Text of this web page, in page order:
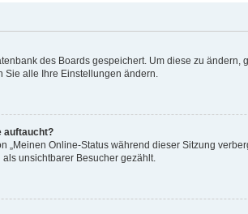
des Boards gespeichert. Um diese zu
alle Ihre Einstellungen ändern.
auftaucht?
Online-Status während dieser Sitzung
unsichtbarer Besucher gezählt.